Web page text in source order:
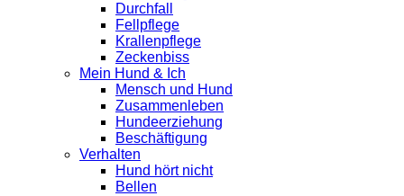
Durchfall
Fellpflege
Krallenpflege
Zeckenbiss
Mein Hund & Ich
Mensch und Hund
Zusammenleben
Hundeerziehung
Beschäftigung
Verhalten
Hund hört nicht
Bellen